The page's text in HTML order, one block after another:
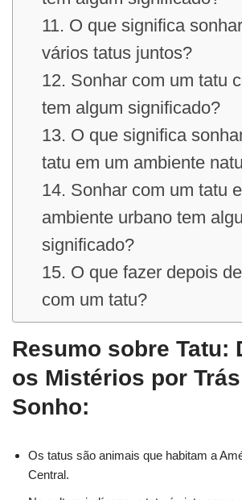
11. O que significa
vários tatus juntos?
12. Sonhar com um tatu
tem algum significado?
13. O que significa
tatu em um ambiente
14. Sonhar com um tatu
ambiente urbano tem
significado?
15. O que fazer depois
com um tatu?
Resumo sobre Tatu:
os Mistérios por
Sonho:
Os tatus são animais que habitam a
Central.